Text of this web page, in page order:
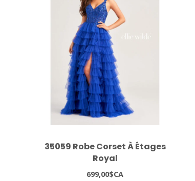
35059 Robe Corset À Étages
Royal
699,00$CA